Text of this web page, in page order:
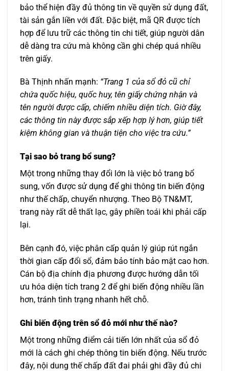
bảo thể hiện đầy đủ thông tin về quyền sử dụng đất,
tài sản gắn liền với đất. Đặc biệt, mã QR được tích
hợp để lưu trữ các thông tin chi tiết, giúp người dân
dễ dàng tra cứu mà không cần ghi chép quá nhiều
trên giấy.
Bà Thịnh nhấn mạnh: “Trang 1 của sổ đỏ cũ chỉ
chứa quốc hiệu, quốc huy, tên giấy chứng nhận và
tên người được cấp, chiếm nhiều diện tích. Giờ đây,
các thông tin này được sắp xếp hợp lý hơn, giúp tiết
kiệm không gian và thuận tiện cho việc tra cứu.”
Tại sao bỏ trang bổ sung?
Một trong những thay đổi lớn là việc bỏ trang bổ
sung, vốn được sử dụng để ghi thông tin biến động
như thế chấp, chuyển nhượng. Theo Bộ TN&MT,
trang này rất dễ thất lạc, gây phiền toái khi phải cấp
lại.
Bên cạnh đó, việc phân cấp quản lý giúp rút ngắn
thời gian cấp đổi sổ, đảm bảo tính bảo mật cao hơn.
Cán bộ địa chính địa phương được hướng dẫn tối
ưu hóa diện tích trang 2 để ghi biến động nhiều lần
hơn, tránh tình trạng nhanh hết chỗ.
Ghi biến động trên sổ đỏ mới như thế nào?
Một trong những điểm cải tiến lớn nhất của sổ đỏ
mới là cách ghi chép thông tin biến động. Nếu trước
đây, nội dung thế chấp đất đai phải ghi đầy đủ chi